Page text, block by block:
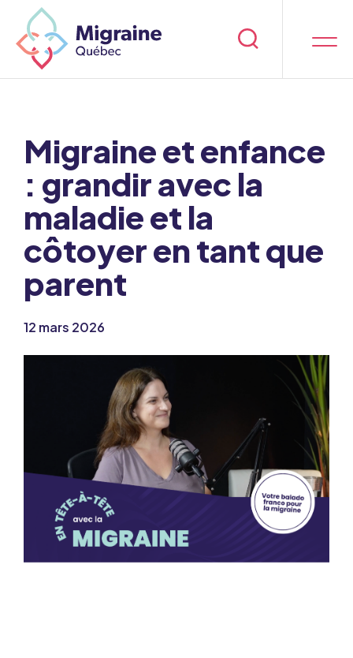
Migraine et enfance
: grandir avec la
maladie et la
côtoyer en tant que
parent
12 mars 2026